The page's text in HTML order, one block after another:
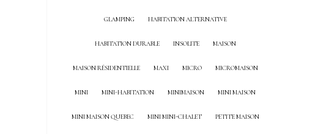
GLAMPING HABITATION ALTERNATIVE
HABITATION DURABLE INSOLITE MAISON
MAISON RÉSIDENTIELLE MAXI MICRO MICROMAISON
MINI MINI-HABITATION MINIMAISON MINI MAISON
MINI MAISON QUEBEC MINI MINI-CHALET PETITE MAISON